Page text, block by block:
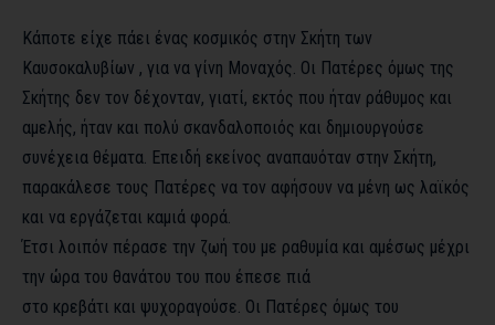
Κάποτε είχε πάει ένας κοσμικός στην Σκήτη των
Καυσοκαλυβίων , για να γίνη Μοναχός. Οι Πατέρες όμως της
Σκήτης δεν τον δέχονταν, γιατί, εκτός που ήταν ράθυμος και
αμελής, ήταν και πολύ σκανδαλοποιός και δημιουργούσε
συνέχεια θέματα. Επειδή εκείνος αναπαυόταν στην Σκήτη,
παρακάλεσε τους Πατέρες να τον αφήσουν να μένη ως λαϊκός
και να εργάζεται καμιά φορά.
Έτσι λοιπόν πέρασε την ζωή του με ραθυμία και αμέσως μέχρι
την ώρα του θανάτου του που έπεσε πιά
στο κρεβάτι και ψυχοραγούσε. Οι Πατέρες όμως του